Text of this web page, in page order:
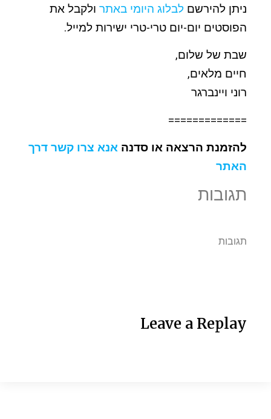
ניתן להירשם לבלוג היומי באתר ולקבל את
הפוסטים יום-יום טרי-טרי ישירות למייל.
שבת של שלום,
חיים מלאים,
רוני ויינברגר
=============
להזמנת הרצאה או סדנה אנא צרו קשר דרך
האתר
תגובות
תגובות
Leave a Replay